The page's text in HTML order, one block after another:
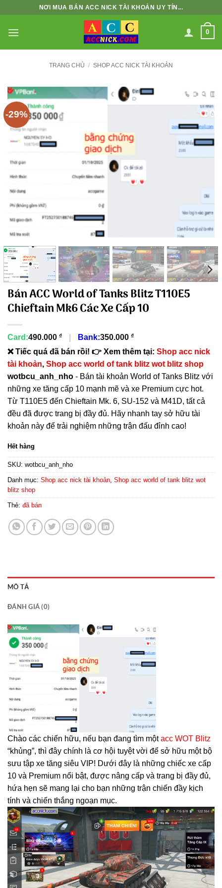
nội
NƠI MUA BÁN ACC NICK TÀI KHOẢN UY TÍN...
0
TRANG CHỦ / SHOP ACC NICK TÀI KHOẢN
-29%
Bán ACC World of Tanks Blitz T110E5
Chieftain Mk6 Các Xe Cấp 10
Card:490.000 ₫ Bank:350.000 ₫
❌ Tiếc quá đã bán rồi! 👉 Xem thêm tại: Shop acc nick
tài khoản, Shop acc world of tank blitz wot blitz shop
wotbcu_anh_nho - Bán tài khoản World of Tanks Blitz với
những xe tăng cấp 10 mạnh mẽ và xe Premium cực hot.
Từ T110E5 đến Chieftain Mk. 6, SU-152 và M41D, tất cả
đều đã được trang bị đầy đủ. Hãy nhanh tay sở hữu tài
khoản này để trải nghiệm những trận đấu đỉnh cao!
Hết hàng
SKU: wotbcu_anh_nho
Danh mục: Shop acc nick tài khoản Shop acc world of tank blitz wot
blitz shop
Thẻ: đã bán
MÔ TẢ
ĐÁNH GIÁ (0)
Chào các chiến hữu, nếu bạn đang tìm mộtacc WOT Blitz
“khủng”, thì đây chính là cơ hội tuyệt vời để sở hữu một bộ
sưu tập xe tăng siêu VIP! Dưới đây là những chiếc xe cấp
10 và Premium nổi bật, được nâng cấp và trang bị đầy đủ,
hứa hẹn sẽ mang lại cho bạn những trận chiến đầy kịch
tính và chiến thắng ngoạn mục.